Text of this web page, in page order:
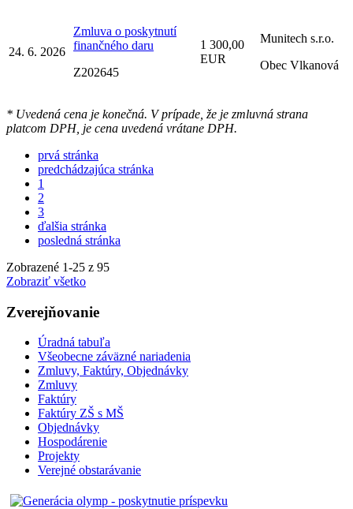
24. 6. 2026
Zmluva o poskytnutí
finančného daru
Z202645
1 300,00
EUR
Munitech s.r.o.
Obec Vlkanová
* Uvedená cena je konečná. V prípade, že je zmluvná strana
platcom DPH, je cena uvedená vrátane DPH.
prvá stránka
predchádzajúca stránka
1
2
3
ďalšia stránka
posledná stránka
Zobrazené 1-25 z 95
Zobraziť všetko
Zverejňovanie
Úradná tabuľa
Všeobecne záväzné nariadenia
Zmluvy, Faktúry, Objednávky
Zmluvy
Faktúry
Faktúry ZŠ s MŠ
Objednávky
Hospodárenie
Projekty
Verejné obstarávanie